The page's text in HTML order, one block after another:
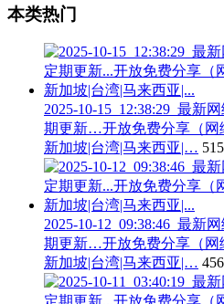
本类热门
2025-10-15_12:38:29_最新
期更新…开放免费分享（网
新加坡|台湾|马来西亚|… 515
2025-10-12_09:38:46_最新
期更新…开放免费分享（网
新加坡|台湾|马来西亚|… 456